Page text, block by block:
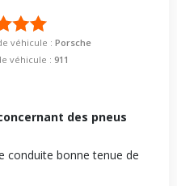
véhicule : Porsche
véhicule : 911
des pneus
conduite bonne tenue de